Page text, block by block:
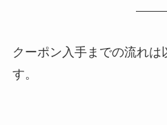
クーポン入手までの流れ
す。